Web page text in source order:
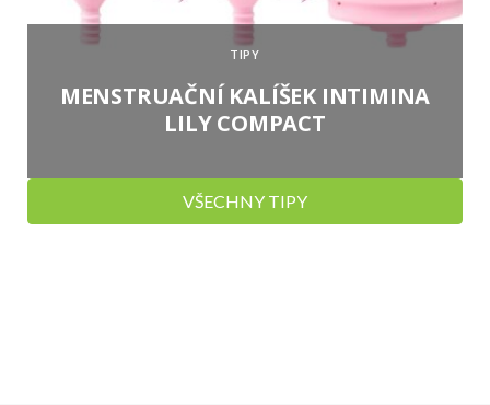
TIPY
MENSTRUAČNÍ KALÍŠEK INTIMINA
LILY COMPACT
VŠECHNY TIPY